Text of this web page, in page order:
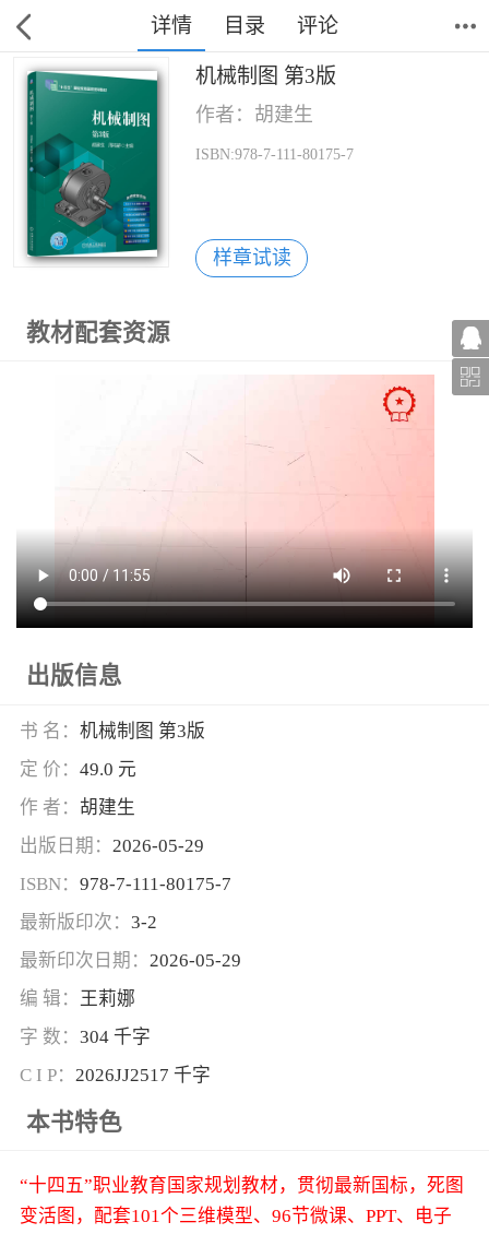
详情 目录 评论
机械制图 第3版
作者：胡建生
ISBN:978-7-111-80175-7
样章试读
教材配套资源
出版信息
书 名： 机械制图 第3版
定 价： 49.0 元
作 者： 胡建生
出版日期： 2026-05-29
ISBN： 978-7-111-80175-7
最新版印次： 3-2
最新印次日期： 2026-05-29
编 辑： 王莉娜
字 数： 304 千字
C I P： 2026JJ2517 千字
本书特色
“十四五”职业教育国家规划教材，贯彻最新国标，死图
变活图，配套101个三维模型、96节微课、PPT、电子